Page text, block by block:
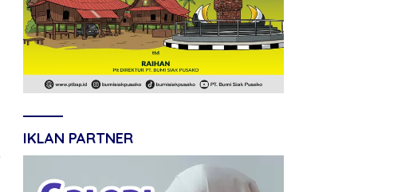
IKLAN PARTNER